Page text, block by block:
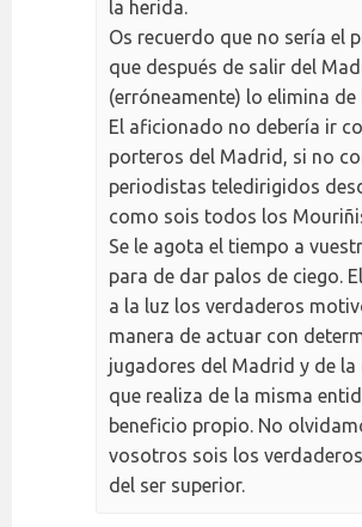
la herida.
Os recuerdo que no sería el
que después de salir del
(erróneamente) lo elimina de
El aficionado no debería ir
porteros del Madrid, si no
periodistas teledirigidos
como sois todos los
Se le agota el tiempo a
para de dar palos de ciego.
a la luz los verdaderos
manera de actuar con
jugadores del Madrid y de
que realiza de la misma
beneficio propio. No
vosotros sois los
del ser superior.